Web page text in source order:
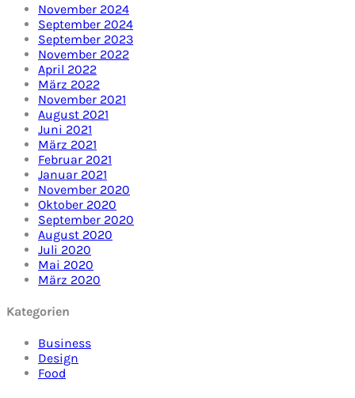
November 2024
September 2024
September 2023
November 2022
April 2022
März 2022
November 2021
August 2021
Juni 2021
März 2021
Februar 2021
Januar 2021
November 2020
Oktober 2020
September 2020
August 2020
Juli 2020
Mai 2020
März 2020
Kategorien
Business
Design
Food